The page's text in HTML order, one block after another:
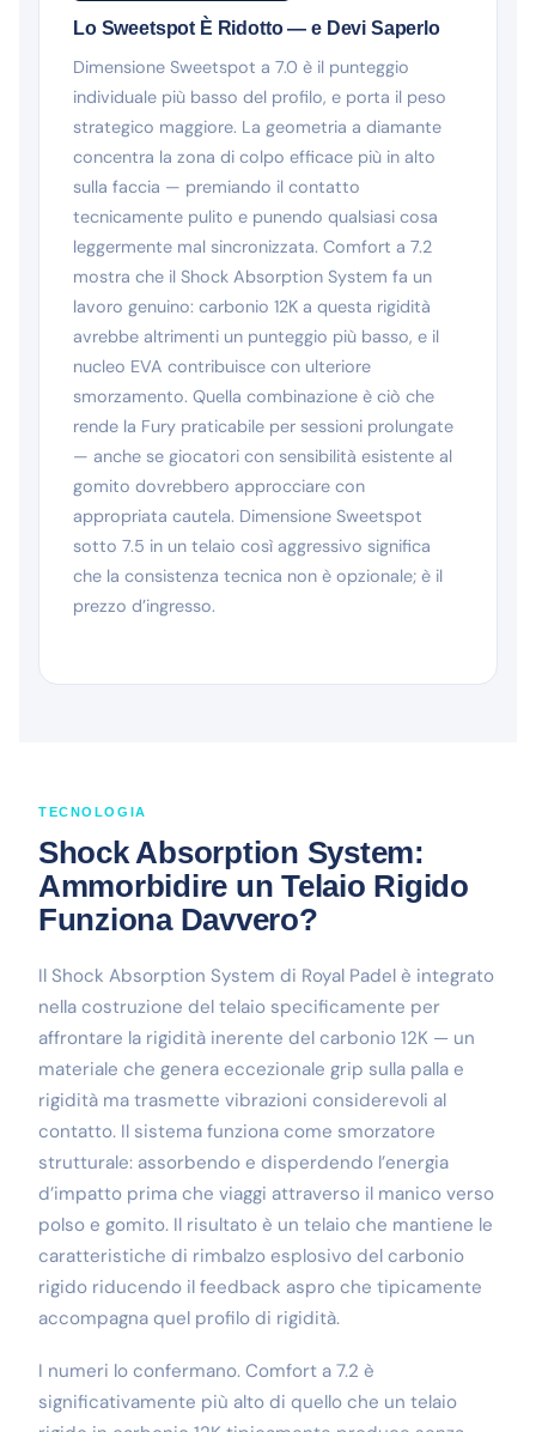
Lo Sweetspot È Ridotto — e Devi Saperlo
Dimensione Sweetspot a 7.0 è il punteggio
individuale più basso del profilo, e porta il peso
strategico maggiore. La geometria a diamante
concentra la zona di colpo efficace più in alto
sulla faccia — premiando il contatto
tecnicamente pulito e punendo qualsiasi cosa
leggermente mal sincronizzata. Comfort a 7.2
mostra che il Shock Absorption System fa un
lavoro genuino: carbonio 12K a questa rigidità
avrebbe altrimenti un punteggio più basso, e il
nucleo EVA contribuisce con ulteriore
smorzamento. Quella combinazione è ciò che
rende la Fury praticabile per sessioni prolungate
— anche se giocatori con sensibilità esistente al
gomito dovrebbero approcciare con
appropriata cautela. Dimensione Sweetspot
sotto 7.5 in un telaio così aggressivo significa
che la consistenza tecnica non è opzionale; è il
prezzo d’ingresso.
TECNOLOGIA
Shock Absorption System:
Ammorbidire un Telaio Rigido
Funziona Davvero?
Il Shock Absorption System di Royal Padel è integrato
nella costruzione del telaio specificamente per
affrontare la rigidità inerente del carbonio 12K — un
materiale che genera eccezionale grip sulla palla e
rigidità ma trasmette vibrazioni considerevoli al
contatto. Il sistema funziona come smorzatore
strutturale: assorbendo e disperdendo l’energia
d’impatto prima che viaggi attraverso il manico verso
polso e gomito. Il risultato è un telaio che mantiene le
caratteristiche di rimbalzo esplosivo del carbonio
rigido riducendo il feedback aspro che tipicamente
accompagna quel profilo di rigidità.
I numeri lo confermano. Comfort a 7.2 è
significativamente più alto di quello che un telaio